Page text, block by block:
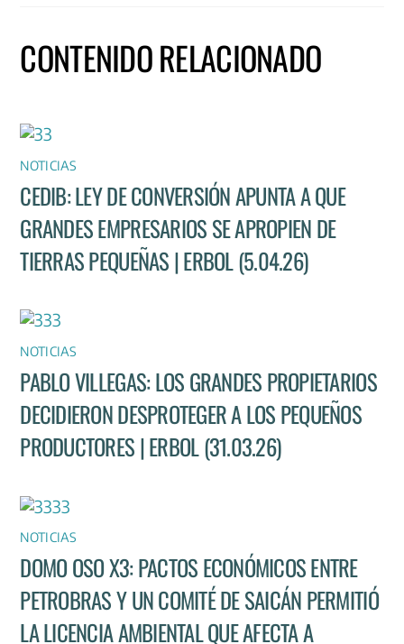
CONTENIDO RELACIONADO
NOTICIAS
CEDIB: LEY DE CONVERSIÓN APUNTA A QUE
GRANDES EMPRESARIOS SE APROPIEN DE
TIERRAS PEQUEÑAS | ERBOL (5.04.26)
NOTICIAS
PABLO VILLEGAS: LOS GRANDES PROPIETARIOS
DECIDIERON DESPROTEGER A LOS PEQUEÑOS
PRODUCTORES | ERBOL (31.03.26)
NOTICIAS
DOMO OSO X3: PACTOS ECONÓMICOS ENTRE
PETROBRAS Y UN COMITÉ DE SAICÁN PERMITIÓ
LA LICENCIA AMBIENTAL QUE AFECTA A